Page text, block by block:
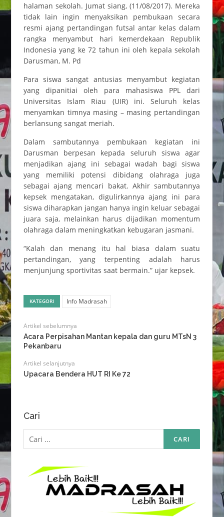
halaman sekolah. Jumat siang, (11/08/2017). Mereka
tidak lain ingin menyaksikan pembukaan secara
resmi ajang pertandingan futsal antar kelas dalam
rangka menyambut hari kemerdekaan Republik
Indonesia yang ke 72 tahun ini oleh kepala sekolah
Darusman, M. Pd
Para siswa sangat antusias menyambut kegiatan
yang dipanitiai oleh para mahasiswa PPL dari
Universitas Islam Riau (UIR) ini. Seluruh kelas
menyamkan timnya masing – masing pertandingan
berlansung sangat meriah.
Dalam sambutannya pembukaan kegiatan ini
Darusman berpesan kepada seluruh siswa agar
menjadikan ajang ini sebagai wadah bagi siswa
yang memiliki potensi dibidang olahraga juga
sebagai ajang mencari bakat. Akhir sambutannya
kepsek mengatakan, digulirkannya ajang ini para
siswa diharapkan jangan hanya ingin keluar sebagai
juara saja, melainkan harus dijadikan momentum
olahraga dalam meningkatkan kebugaran jasmani.
“Kalah dan menang itu hal biasa dalam suatu
pertandingan, yang terpenting adalah harus
menjunjung sportivitas saat bermain.” ujar kepsek.
KATEGORI Info Madrasah
Artikel sebelumnya
Acara Perpisahan Mantan kepala dan guru MTsN 3
Pekanbaru
Artikel selanjutnya
Upacara Bendera HUT RI Ke 72
Cari
Cari
untuk: